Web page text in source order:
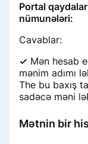
Portal
nümunələri:
Cavablar:
✓ Mən hesab
mənim adımı
The bu baxış
sadəcə məni
Mətnin bir